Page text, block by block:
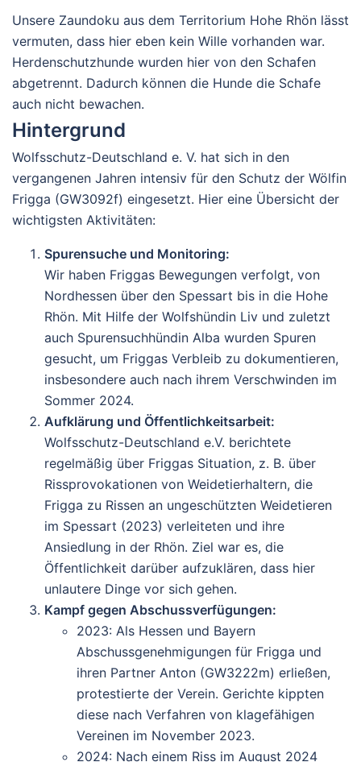
Unsere Zaundoku aus dem Territorium Hohe Rhön lässt
vermuten, dass hier eben kein Wille vorhanden war.
Herdenschutzhunde wurden hier von den Schafen
abgetrennt. Dadurch können die Hunde die Schafe
auch nicht bewachen.
Hintergrund
Wolfsschutz-Deutschland e. V. hat sich in den
vergangenen Jahren intensiv für den Schutz der Wölfin
Frigga (GW3092f) eingesetzt. Hier eine Übersicht der
wichtigsten Aktivitäten:
Spurensuche und Monitoring:
Wir haben Friggas Bewegungen verfolgt, von
Nordhessen über den Spessart bis in die Hohe
Rhön. Mit Hilfe der Wolfshündin Liv und zuletzt
auch Spurensuchhündin Alba wurden Spuren
gesucht, um Friggas Verbleib zu dokumentieren,
insbesondere auch nach ihrem Verschwinden im
Sommer 2024.
Aufklärung und Öffentlichkeitsarbeit:
Wolfsschutz-Deutschland e.V. berichtete
regelmäßig über Friggas Situation, z. B. über
Rissprovokationen von Weidetierhaltern, die
Frigga zu Rissen an ungeschützten Weidetieren
im Spessart (2023) verleiteten und ihre
Ansiedlung in der Rhön. Ziel war es, die
Öffentlichkeit darüber aufzuklären, dass hier
unlautere Dinge vor sich gehen.
Kampf gegen Abschussverfügungen:
2023: Als Hessen und Bayern
Abschussgenehmigungen für Frigga und
ihren Partner Anton (GW3222m) erließen,
protestierte der Verein. Gerichte kippten
diese nach Verfahren von klagefähigen
Vereinen im November 2023.
2024: Nach einem Riss im August 2024